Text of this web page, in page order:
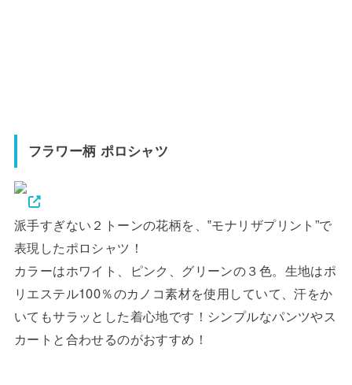
フラワー柄 ポロシャツ
派手すぎない２トーンの花柄を、‟モナリザプリント”で
表現したポロシャツ！
カラーはホワイト、ピンク、グリーンの３色。生地はポ
リエステル100％のカノコ素材を使用していて、汗をか
いてもサラッとした着心地です！シンプルなパンツやス
カートと合わせるのがおすすめ！